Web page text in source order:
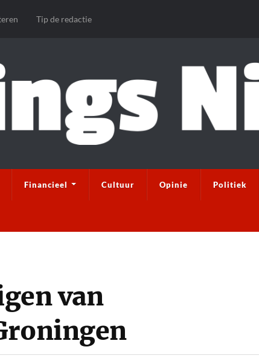
Tip de redactie
Financieel Cultuur Opinie Politiek
van